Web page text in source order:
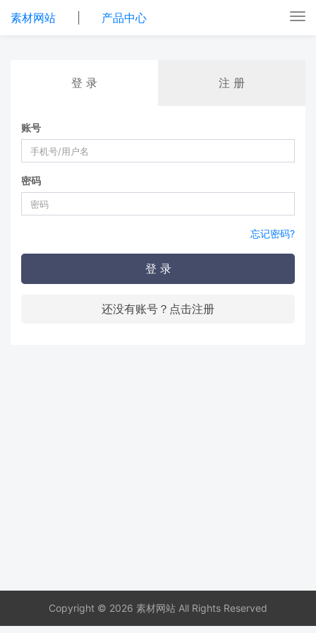
素材网站 产品中心
登 录 注 册
账号
密码
忘记密码?
登 录
还没有账号？点击注册
Copyright © 2026 素材网站 All Rights Reserved